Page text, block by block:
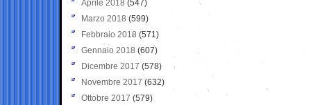
Aprile 2018 (547)
Marzo 2018 (599)
Febbraio 2018 (571)
Gennaio 2018 (607)
Dicembre 2017 (578)
Novembre 2017 (632)
Ottobre 2017 (579)